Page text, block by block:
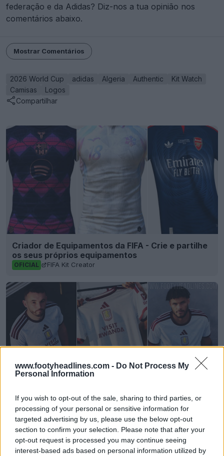
www.footyheadlines.com - Do Not Process My
Personal Information
If you wish to opt-out of the sale, sharing to third parties, or
processing of your personal or sensitive information for
targeted advertising by us, please use the below opt-out
section to confirm your selection. Please note that after your
opt-out request is processed you may continue seeing
interest-based ads based on personal information utilized by
federação e da Adidas? Diz-nos a tua opinião nos
comentários abaixo.
Mostrar Comentários
2026 World Cup adidas Algeria Authentic
Kit Watch
Camisas
Logos
Compartilhar
Criador de Equipamentos da FIFA - Crie e partilhe
os seus próprios equipamentos
OFICIAL FIFA Kit Creator
Lançada a terceira camisa do Aston Villa 26-27 –
Homenagem ao Villa Park
OFICIAL 57 20 0 49.1K 44m